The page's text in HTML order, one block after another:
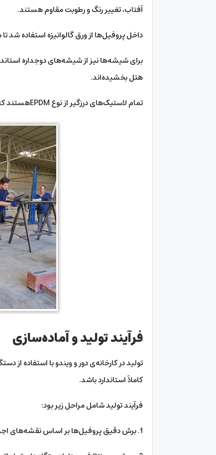
آفتاب، تغییر رنگ و رطوبت مقاوم هستند.
داخل پروفیل‌ها از ورق گالوانیزه استفاده
برای شیشه‌ها نیز از شیشه‌های دوجداره
هتل بخشیده‌اند.
تمام لاستیک‌های درزگیر از نوع EPDMهستند که مانع نفوذ گرد و غبار، رطوبت و صدا به فضای داخلی می‌شوند.
فرآیند تولید و آماده‌سازی
کاملاً استاندارد باشد.
فرآیند تولید شامل مراحل زیر بود:
1. برش دقیق پروفیل‌ها بر اساس نقشه‌های اجرایی.